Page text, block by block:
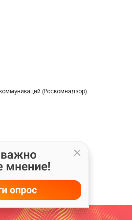
(Роскомнадзор).
и анализа сведений,